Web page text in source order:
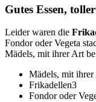
Gutes Essen,
Leider waren die
Fondor oder Vegeta
Mädels, mit ihrer Art
Mädels, mit
Frikadellen3
Fondor oder